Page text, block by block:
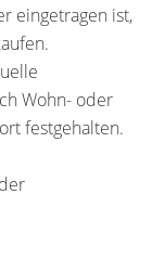
eingetragen ist,
Wohn- oder
festgehalten.